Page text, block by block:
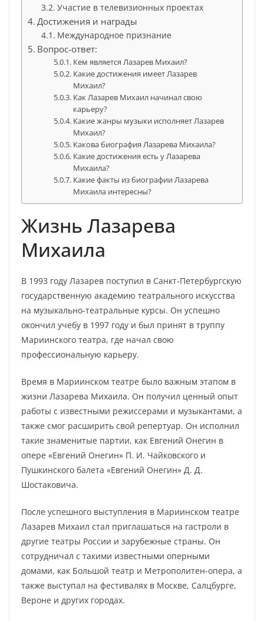
Участие в телевизионных проектах
Достижения и награды
Международное признание
Вопрос-ответ:
Кем является Лазарев Михаил?
Какие достижения имеет Лазарев
Михаил?
Как Лазарев Михаил начинал свою
карьеру?
Какие жанры музыки исполняет Лазарев
Михаил?
Какова биография Лазарева Михаила?
Какие достижения есть у Лазарева
Михаила?
Какие факты из биографии Лазарева
Михаила интересны?
Жизнь Лазарева
Михаила
В 1993 году Лазарев поступил в Санкт-Петербургскую
государственную академию театрального искусства
на музыкально-театральные курсы. Он успешно
окончил учебу в 1997 году и был принят в труппу
Мариинского театра, где начал свою
профессиональную карьеру.
Время в Мариинском театре было важным этапом в
жизни Лазарева Михаила. Он получил ценный опыт
работы с известными режиссерами и музыкантами, а
также смог расширить свой репертуар. Он исполнил
такие знаменитые партии, как Евгений Онегин в
опере «Евгений Онегин» П. И. Чайковского и
Пушкинского балета «Евгений Онегин» Д. Д.
Шостаковича.
После успешного выступления в Мариинском театре
Лазарев Михаил стал приглашаться на гастроли в
другие театры России и зарубежные страны. Он
сотрудничал с такими известными оперными
домами, как Большой театр и Метрополитен-опера, а
также выступал на фестивалях в Москве, Салцбурге,
Вероне и других городах.